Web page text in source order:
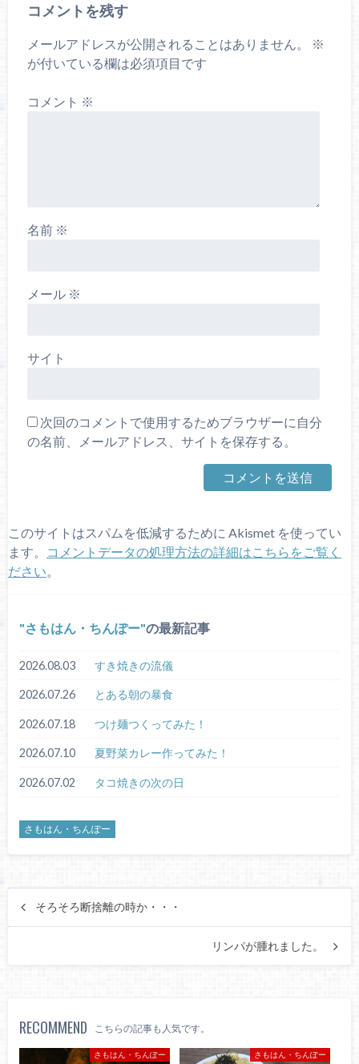
コメントを残す
メールアドレスが公開されることはありません。
※
が付いている欄は必須項目です
コメント ※
名前 ※
メール ※
サイト
次回のコメントで使用するためブラウザーに自分
の名前、メールアドレス、サイトを保存する。
このサイトはスパムを低減するために Akismet を使ってい
ます。
コメントデータの処理方法の詳細はこちらをご覧く
ださい
さもはん・ちんぽー の最新記事
2026.08.03 すき焼きの流儀
2026.07.26 とある朝の暴食
2026.07.18 つけ麺つくってみた！
2026.07.10 夏野菜カレー作ってみた！
2026.07.02 タコ焼きの次の日
さもはん・ちんぽー
そろそろ断捨離の時か・・・
リンパが腫れました。
RECOMMEND こちらの記事も人気です。
さもはん・ちんぽー さもはん・ちんぽー